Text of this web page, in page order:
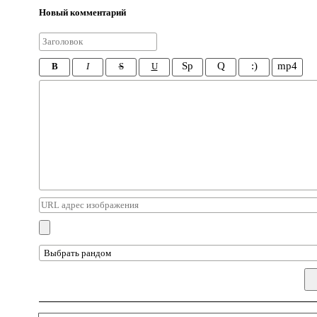
Новый комментарий
B I S U Sp Q :) mp4